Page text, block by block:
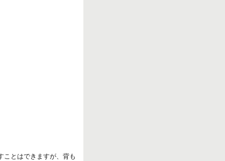
とはできますが、背も